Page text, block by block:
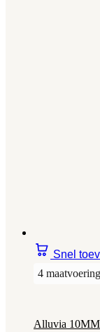
Snel
4
Alluvia